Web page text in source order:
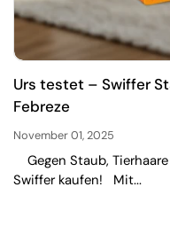
Urs testet – Swiffer
Febreze
November 01, 2025
Gegen Staub,
Swiffer kaufen! Mit...